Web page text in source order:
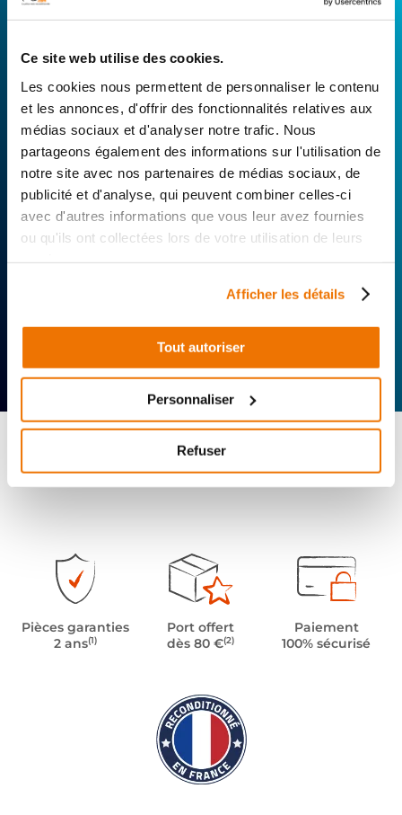
Ce site web utilise des cookies.
Les cookies nous permettent de personnaliser le contenu
et les annonces, d'offrir des fonctionnalités relatives aux
médias sociaux et d'analyser notre trafic. Nous
partageons également des informations sur l'utilisation de
notre site avec nos partenaires de médias sociaux, de
publicité et d'analyse, qui peuvent combiner celles-ci
avec d'autres informations que vous leur avez fournies
ou qu'ils ont collectées lors de votre utilisation de leurs
Afficher les détails
Tout autoriser
Personnaliser
Refuser
technique de notre réseau de Réparateurs-
d’occasion garanties à la révision complète de
votre 2 roues, trouvez le garage le plus proche de
chez vous.
Rechercher par...
technique
Réactivité
Offerte
Pièces garanties
2 ans(1)
Port offert
dès 80 €(2)
Paiement
100% sécurisé